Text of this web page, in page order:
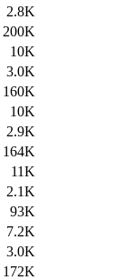
2.8K
200K
10K
3.0K
160K
10K
2.9K
164K
11K
2.1K
93K
7.2K
3.0K
172K